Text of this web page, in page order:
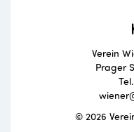
Verein
Prager
© 2026